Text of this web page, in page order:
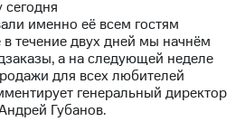
сегодня
именно её всем гостям
течение двух дней мы начнём
а на следующей неделе
для всех любителей
генеральный директор
Губанов.